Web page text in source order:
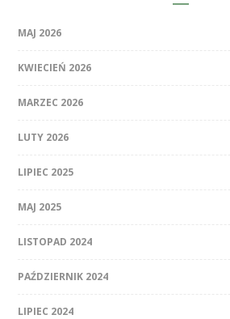
MAJ 2026
KWIECIEŃ 2026
MARZEC 2026
LUTY 2026
LIPIEC 2025
MAJ 2025
LISTOPAD 2024
PAŹDZIERNIK 2024
LIPIEC 2024